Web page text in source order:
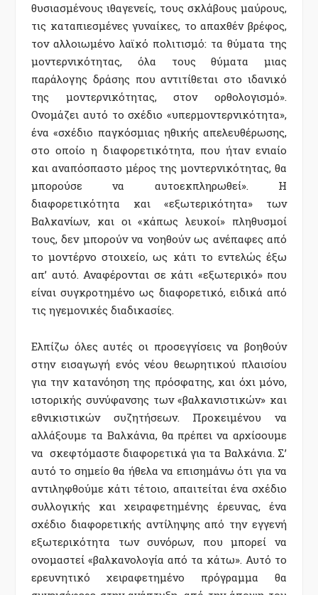
θυσιασµένους ιθαγενείς, τους σκλάβους µαύρους,
τις καταπιεσµένες γυναίκες, το απαχθέν βρέφος,
τον αλλοιωµένο λαϊκό πολιτισµό: τα θύµατα της
µοντερνικότητας, όλα τους θύµατα µιας
παράλογης δράσης που αντιτίθεται στο ιδανικό
της µοντερνικότητας, στον ορθολογισµό».
Ονοµάζει αυτό το σχέδιο «υπερµοντερνικότητα»,
ένα «σχέδιο παγκόσµιας ηθικής απελευθέρωσης,
στο οποίο η διαφορετικότητα, που ήταν ενιαίο
και αναπόσπαστο µέρος της µοντερνικότητας, θα
µπορούσε να αυτοεκπληρωθεί». Η
διαφορετικότητα και «εξωτερικότητα» των
Βαλκανίων, και οι «κάπως λευκοί» πληθυσµοί
τους, δεν µπορούν να νοηθούν ως ανέπαφες από
το µοντέρνο στοιχείο, ως κάτι το εντελώς έξω
απ’ αυτό. Αναφέρονται σε κάτι «εξωτερικό» που
είναι συγκροτηµένο ως διαφορετικό, ειδικά από
τις ηγεµονικές διαδικασίες.
Ελπίζω όλες αυτές οι προσεγγίσεις να βοηθούν
στην εισαγωγή ενός νέου θεωρητικού πλαισίου
για την κατανόηση της πρόσφατης, και όχι µόνο,
ιστορικής συνύφανσης των «βαλκανιστικών» και
εθνικιστικών συζητήσεων. Προκειµένου να
αλλάξουµε τα Βαλκάνια, θα πρέπει να αρχίσουµε
να σκεφτόµαστε διαφορετικά για τα Βαλκάνια. Σ’
αυτό το σηµείο θα ήθελα να επισηµάνω ότι για να
αντιληφθούµε κάτι τέτοιο, απαιτείται ένα σχέδιο
συλλογικής και χειραφετηµένης έρευνας, ένα
σχέδιο διαφορετικής αντίληψης από την εγγενή
εξωτερικότητα των συνόρων, που µπορεί να
ονοµαστεί «βαλκανολογία από τα κάτω». Αυτό το
ερευνητικό χειραφετηµένο πρόγραµµα θα